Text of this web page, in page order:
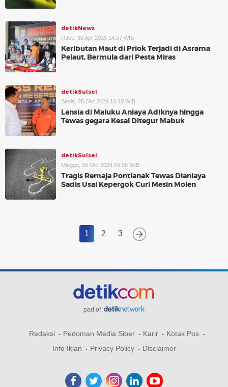
detikNews
Rabu, 30 Apr 2025 14:57 WIB
Keributan Maut di Priok Terjadi di Asrama
Pelaut, Bermula dari Pesta Miras
detikSulsel
Senin, 28 Okt 2024 15:10 WIB
Lansia di Maluku Aniaya Adiknya hingga
Tewas gegara Kesal Ditegur Mabuk
detikSulsel
Minggu, 06 Okt 2024 09:00 WIB
Tragis Remaja Pontianak Tewas Dianiaya
Sadis Usai Kepergok Curi Mesin Molen
1 2 3
part of
Redaksi Pedoman Media Siber Karir
Kotak Pos
Info Iklan
Privacy Policy Disclaimer